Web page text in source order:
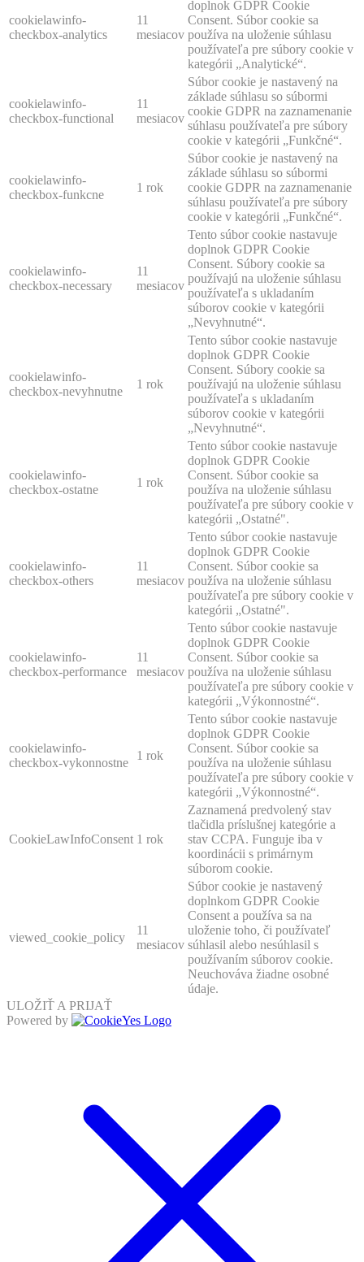
cookielawinfo-
checkbox-analytics
11
mesiacov
doplnok GDPR Cookie
Consent. Súbor cookie sa
používa na uloženie súhlasu
používateľa pre súbory cookie v
kategórii „Analytické“.
cookielawinfo-
checkbox-functional
11
mesiacov
Súbor cookie je nastavený na
základe súhlasu so súbormi
cookie GDPR na zaznamenanie
súhlasu používateľa pre súbory
cookie v kategórii „Funkčné“.
cookielawinfo-
checkbox-funkcne
1 rok
Súbor cookie je nastavený na
základe súhlasu so súbormi
cookie GDPR na zaznamenanie
súhlasu používateľa pre súbory
cookie v kategórii „Funkčné“.
cookielawinfo-
checkbox-necessary
11
mesiacov
Tento súbor cookie nastavuje
doplnok GDPR Cookie
Consent. Súbory cookie sa
používajú na uloženie súhlasu
používateľa s ukladaním
súborov cookie v kategórii
„Nevyhnutné“.
cookielawinfo-
checkbox-nevyhnutne
1 rok
Tento súbor cookie nastavuje
doplnok GDPR Cookie
Consent. Súbory cookie sa
používajú na uloženie súhlasu
používateľa s ukladaním
súborov cookie v kategórii
„Nevyhnutné“.
cookielawinfo-
checkbox-ostatne
1 rok
Tento súbor cookie nastavuje
doplnok GDPR Cookie
Consent. Súbor cookie sa
používa na uloženie súhlasu
používateľa pre súbory cookie v
kategórii „Ostatné".
cookielawinfo-
checkbox-others
11
mesiacov
Tento súbor cookie nastavuje
doplnok GDPR Cookie
Consent. Súbor cookie sa
používa na uloženie súhlasu
používateľa pre súbory cookie v
kategórii „Ostatné".
cookielawinfo-
checkbox-performance
11
mesiacov
Tento súbor cookie nastavuje
doplnok GDPR Cookie
Consent. Súbor cookie sa
používa na uloženie súhlasu
používateľa pre súbory cookie v
kategórii „Výkonnostné“.
cookielawinfo-
checkbox-vykonnostne
1 rok
Tento súbor cookie nastavuje
doplnok GDPR Cookie
Consent. Súbor cookie sa
používa na uloženie súhlasu
používateľa pre súbory cookie v
kategórii „Výkonnostné“.
CookieLawInfoConsent 1 rok
Zaznamená predvolený stav
tlačidla príslušnej kategórie a
stav CCPA. Funguje iba v
koordinácii s primárnym
súborom cookie.
viewed_cookie_policy
11
mesiacov
Súbor cookie je nastavený
doplnkom GDPR Cookie
Consent a používa sa na
uloženie toho, či používateľ
súhlasil alebo nesúhlasil s
používaním súborov cookie.
Neuchováva žiadne osobné
údaje.
ULOŽIŤ A PRIJAŤ
Powered by